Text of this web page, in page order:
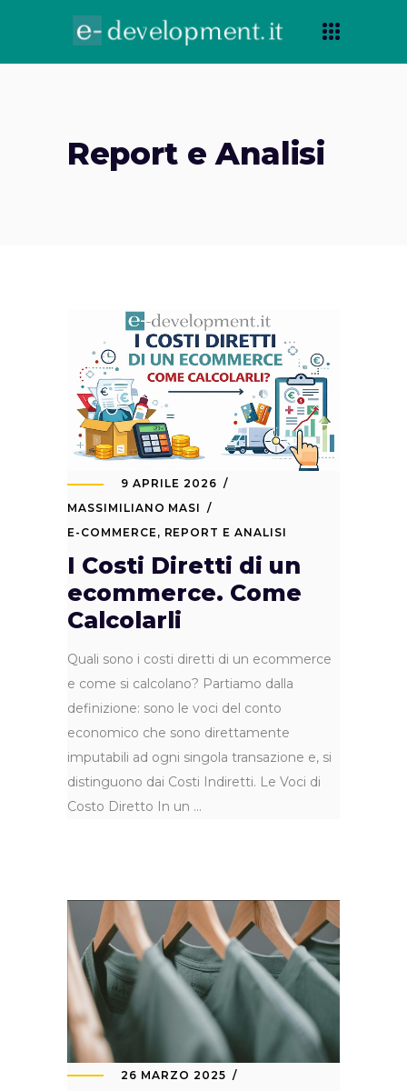
Report e Analisi
9 APRILE 2026
MASSIMILIANO MASI
E-COMMERCE, REPORT E ANALISI
I Costi Diretti di un
ecommerce. Come
Calcolarli
Quali sono i costi diretti di un ecommerce
e come si calcolano? Partiamo dalla
definizione: sono le voci del conto
economico che sono direttamente
imputabili ad ogni singola transazione e, si
distinguono dai Costi Indiretti. Le Voci di
Costo Diretto In un
26 MARZO 2025